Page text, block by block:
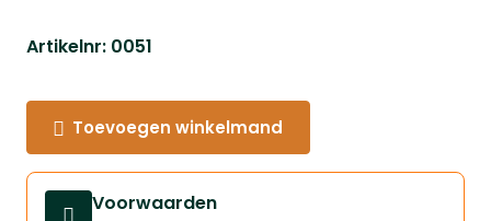
Artikelnr: 0051
Toevoegen winkelmand
Voorwaarden